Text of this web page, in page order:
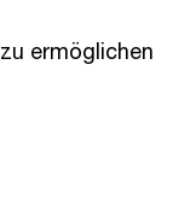
ermöglichen